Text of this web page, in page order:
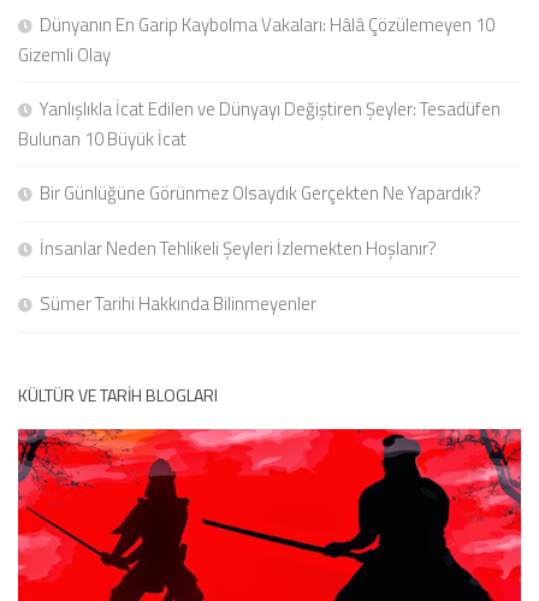
Dünyanın En Garip Kaybolma Vakaları: Hâlâ Çözülemeyen 10
Gizemli Olay
Yanlışlıkla İcat Edilen ve Dünyayı Değiştiren Şeyler: Tesadüfen
Bulunan 10 Büyük İcat
Bir Günlüğüne Görünmez Olsaydık Gerçekten Ne Yapardık?
İnsanlar Neden Tehlikeli Şeyleri İzlemekten Hoşlanır?
Sümer Tarihi Hakkında Bilinmeyenler
KÜLTÜR VE TARIH BLOGLARI